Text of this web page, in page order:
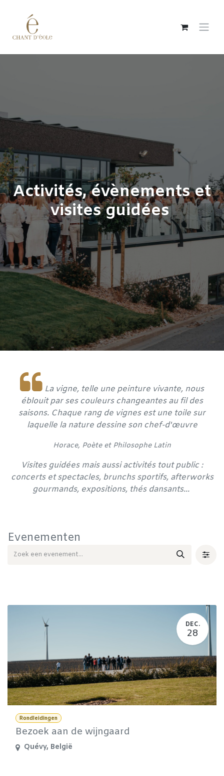
Activités, évènements et
visites guidées
La vigne, telle une peinture vivante, nous
éblouit par ses couleurs changeantes au fil des
saisons. Chaque rang de vignes est une toile sur
laquelle la nature dessine son chef-d'œuvre
​Horace, Poète et Philosophe Latin
Visites guidées mais aussi activités tout public :
concerts et spectacles, brunchs sportifs, afterworks
gourmands, expositions, thés dansants...
Evenementen
DEC.
28
Rondleidingen
Bezoek aan de wijngaard
Quévy, België